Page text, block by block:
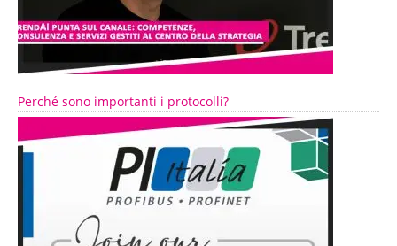
Perché sono importanti i protocolli?